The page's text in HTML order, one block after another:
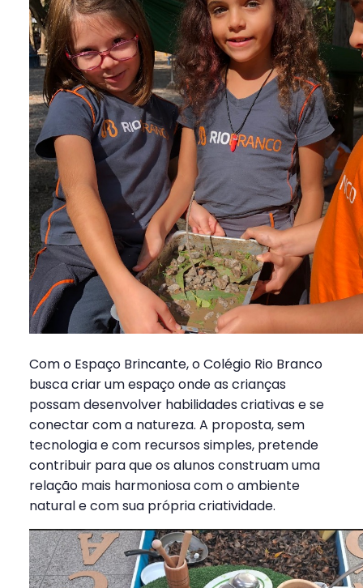
Com o Espaço Brincante, o Colégio Rio Branco
busca criar um espaço onde as crianças
possam desenvolver habilidades criativas e se
conectar com a natureza. A proposta, sem
tecnologia e com recursos simples, pretende
contribuir para que os alunos construam uma
relação mais harmoniosa com o ambiente
natural e com sua própria criatividade.